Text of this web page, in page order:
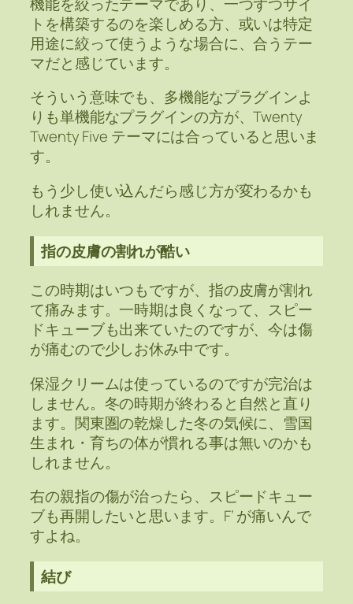
トを構築するのを楽しめる方、或いは特定
用途に絞って使うような場合に、合うテー
マだと感じています。
そういう意味でも、多機能なプラグインよ
りも単機能なプラグインの方が、Twenty
Twenty Five テーマには合っていると思いま
す。
もう少し使い込んだら感じ方が変わるかも
しれません。
指の皮膚の割れが酷い
この時期はいつもですが、指の皮膚が割れ
て痛みます。一時期は良くなって、スピー
ドキューブも出来ていたのですが、今は傷
が痛むので少しお休み中です。
保湿クリームは使っているのですが完治は
しません。冬の時期が終わると自然と直り
ます。関東圏の乾燥した冬の気候に、雪国
生まれ・育ちの体が慣れる事は無いのかも
しれません。
右の親指の傷が治ったら、スピードキュー
ブも再開したいと思います。F’ が痛いんで
すよね。
結び